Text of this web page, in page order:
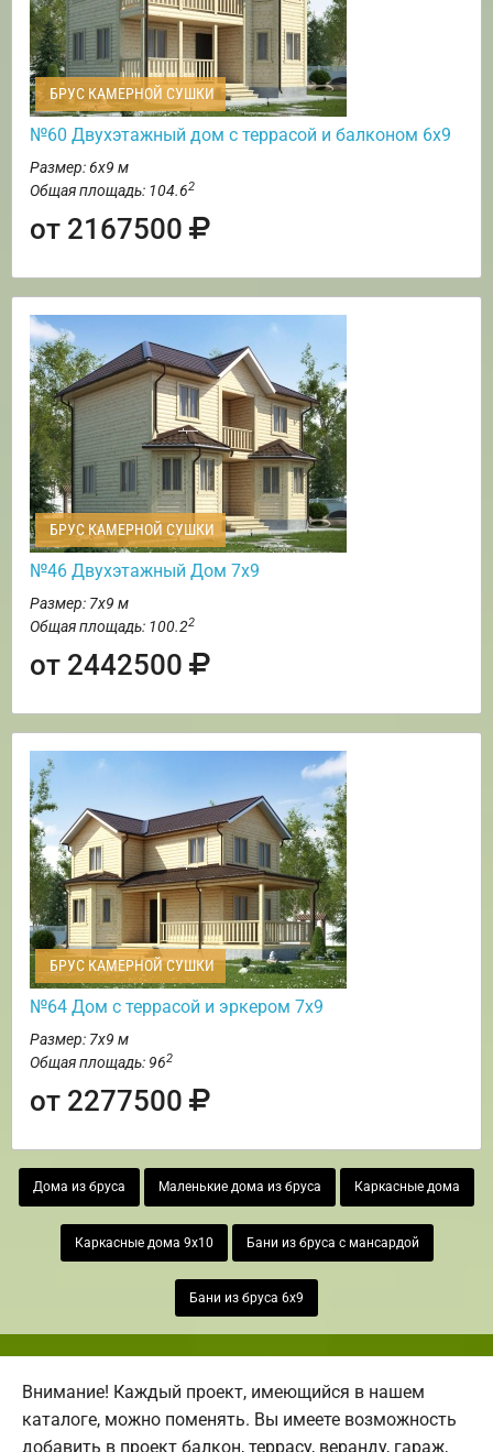
БРУС КАМЕРНОЙ СУШКИ
№60 Двухэтажный дом с террасой и балконом 6х9
Размер: 6х9 м
Общая площадь: 104.62
от 2167500
БРУС КАМЕРНОЙ СУШКИ
№46 Двухэтажный Дом 7х9
Размер: 7х9 м
Общая площадь: 100.22
от 2442500
БРУС КАМЕРНОЙ СУШКИ
№64 Дом с террасой и эркером 7х9
Размер: 7х9 м
Общая площадь: 962
от 2277500
Дома из бруса Маленькие дома из бруса Каркасные дома
Каркасные дома 9х10 Бани из бруса с мансардой
Бани из бруса 6х9
Внимание! Каждый проект, имеющийся в нашем
каталоге, можно поменять. Вы имеете возможность
добавить в проект балкон, террасу, веранду, гараж,